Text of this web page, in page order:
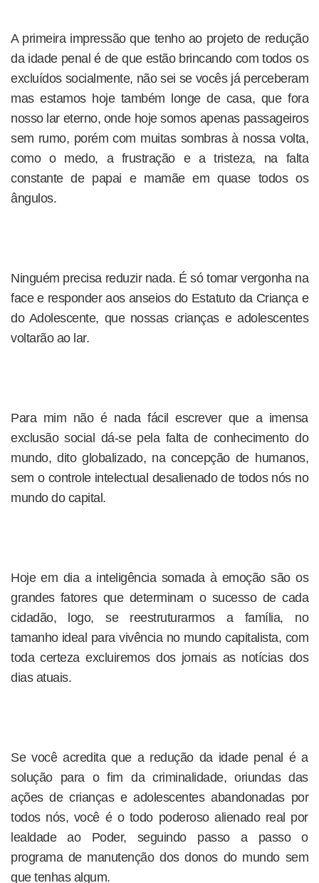
A primeira impressão que tenho ao projeto de redução
da idade penal é de que estão brincando com todos os
excluídos socialmente, não sei se vocês já perceberam
mas estamos hoje também longe de casa, que fora
nosso lar eterno, onde hoje somos apenas passageiros
sem rumo, porém com muitas sombras à nossa volta,
como o medo, a frustração e a tristeza, na falta
constante de papai e mamãe em quase todos os
ângulos.
Ninguém precisa reduzir nada. É só tomar vergonha na
face e responder aos anseios do Estatuto da Criança e
do Adolescente, que nossas crianças e adolescentes
voltarão ao lar.
Para mim não é nada fácil escrever que a imensa
exclusão social dá-se pela falta de conhecimento do
mundo, dito globalizado, na concepção de humanos,
sem o controle intelectual desalienado de todos nós no
mundo do capital.
Hoje em dia a inteligência somada à emoção são os
grandes fatores que determinam o sucesso de cada
cidadão, logo, se reestruturarmos a família, no
tamanho ideal para vivência no mundo capitalista, com
toda certeza excluiremos dos jornais as notícias dos
dias atuais.
Se você acredita que a redução da idade penal é a
solução para o fim da criminalidade, oriundas das
ações de crianças e adolescentes abandonadas por
todos nós, você é o todo poderoso alienado real por
lealdade ao Poder, seguindo passo a passo o
programa de manutenção dos donos do mundo sem
que tenhas algum.